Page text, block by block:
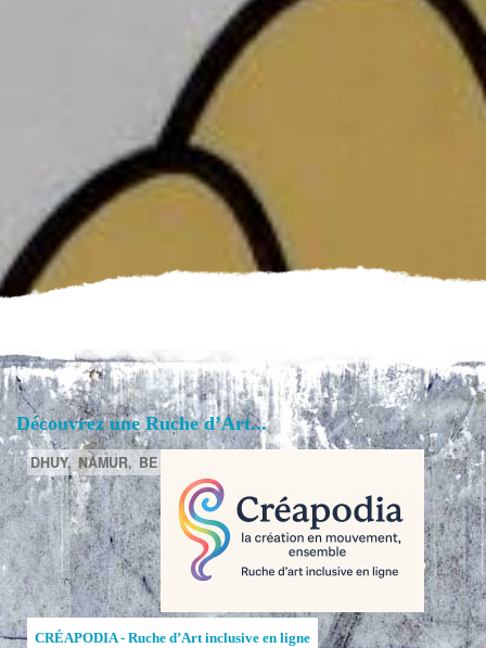
Découvrez une Ruche d’Art...
DHUY, NAMUR, BE
CRÉAPODIA - Ruche d’Art inclusive en ligne